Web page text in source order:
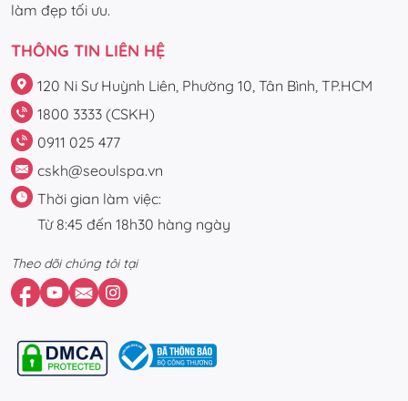
làm đẹp tối ưu.
THÔNG TIN LIÊN HỆ
120 Ni Sư Huỳnh Liên, Phường 10, Tân Bình, TP.HCM
1800 3333 (CSKH)
0911 025 477
cskh@seoulspa.vn
Thời gian làm việc:
Từ 8:45 đến 18h30 hàng ngày
Theo dõi chúng tôi tại